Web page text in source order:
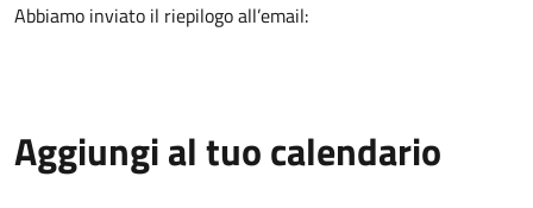
Abbiamo inviato il riepilogo all’email:
Aggiungi al tuo calendario